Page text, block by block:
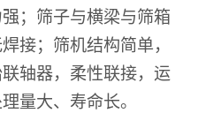
；筛子与横梁与筛箱
接；筛机结构简单，
轴器，柔性联接，运
量大、寿命长。